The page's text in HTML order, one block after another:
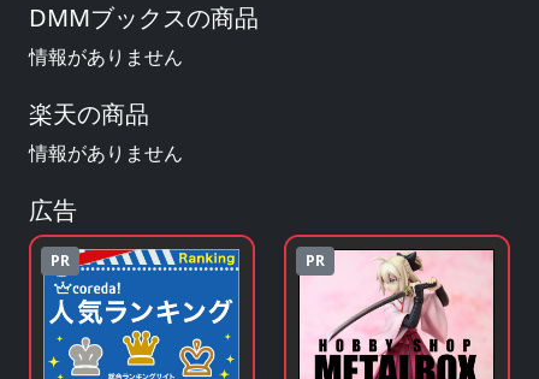
DMMブックスの商品
情報がありません
楽天の商品
情報がありません
広告
PR PR